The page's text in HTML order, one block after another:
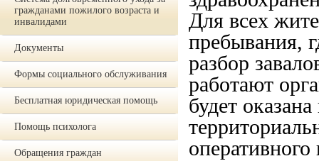
гражданами пожилого возраста и
инвалидами
Документы
Формы социального обслуживания
Бесплатная юридическая помощь
Помощь психолога
Обращения граждан
Для всех
пребывания,
разбор
работают
будет